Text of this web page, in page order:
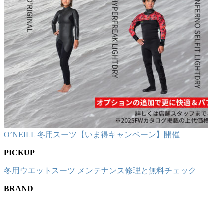
O’NEILL 冬用スーツ【いま得キャンペーン】開催
PICKUP
冬用ウエットスーツ メンテナンス修理と無料チェック
BRAND